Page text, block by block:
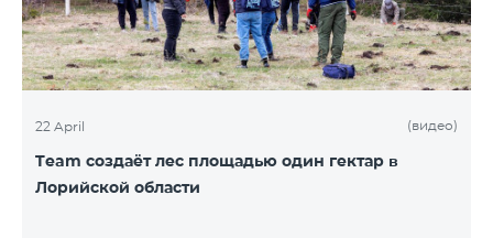
22 April (видео)
Team создаёт лес площадью один гектар в
Лорийской области